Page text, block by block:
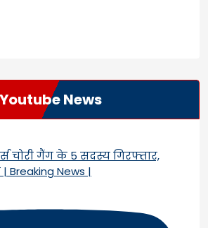
Youtube News
चोरी गैंग के 5 सदस्य गिरफ्तार,
News |